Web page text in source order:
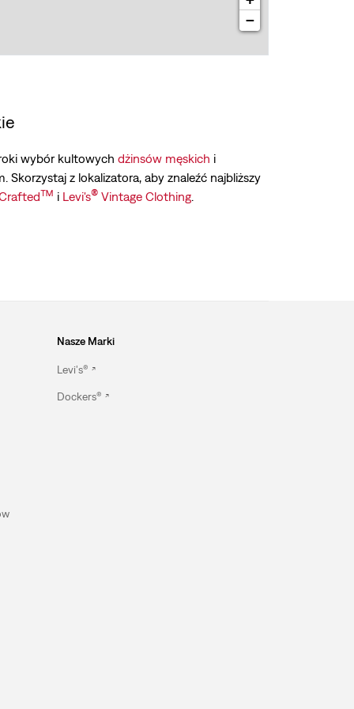
−
wybór kultowych dżinsów męskich i
z lokalizatora, aby znaleźć najbliższy
™ i Levi's®Vintage Clothing.
Nasze Marki
Levi's®
Dockers®